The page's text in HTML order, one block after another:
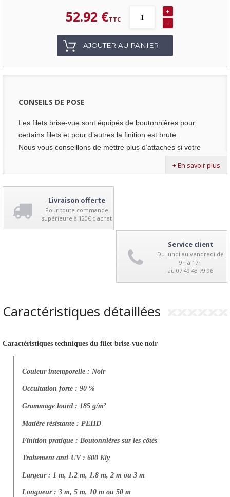
52.92 €
+
-
AJOUTER AU PANIER
CONSEILS DE POSE
Les filets brise-vue sont équipés de boutonnières pour
certains filets et pour d’autres la finition est brute.
Nous vous conseillons de mettre plus d’attaches si votre
Passez ce lien plastique dans la boutonnière et fixez sur
votre grillage ou sur votre câble.
On utilise des clips verts, des clips
Le clip est pincé sur le câble, le fil de tension ou le grillage.
Pour accrocher des petits brise-vent ou
Clip vert: Pour accrocher des petits brise-vent ou brise-vue
épais ; 3 à 4 clips/mètre.
brise-vent sur un grillage ; 26 pastilles et 4m de fil
+ En savoir plus
Le clip est pincé sur le câble, le fil de tension ou le grillage.
Pour accrocher des petits brise-vent ou brise-
: Pour accrocher des petits brise-vent ou brise-vue
Kit de fixations
: Pour accrocher tous type de brise-vue ou brise-
Livraison offerte
Pour toute commande
supérieure à 120€ d'achat
Service client
Du lundi au vendredi de
9h à 17h
au 07 49 43 79 96
Caractéristiques détaillées
Caractéristiques techniques du filet brise-vue noir
Couleur intemporelle : Noir
Occultation forte : 90 %
Grammage lourd : 185 g/m²
Matière résistante : PEHD
Finition pratique : Boutonnières sur les côtés
Traitement anti-UV : 600 Kly
Largeur : 1 m, 1.2 m, 1.8 m, 2 m ou 3 m
Longueur : 3 m, 5 m, 10 m ou 50 m